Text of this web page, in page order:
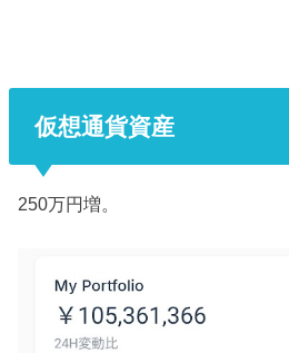
仮想通貨資産
250万円増。